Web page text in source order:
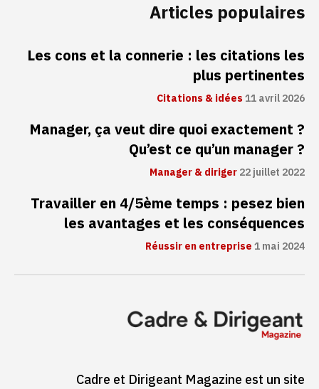
Articles populaires
Les cons et la connerie : les citations les
plus pertinentes
Citations & idées11 avril 2026
Manager, ça veut dire quoi exactement ?
Qu’est ce qu’un manager ?
Manager & diriger22 juillet 2022
Travailler en 4/5ème temps : pesez bien
les avantages et les conséquences
Réussir en entreprise1 mai 2024
Cadre et Dirigeant Magazine est un site